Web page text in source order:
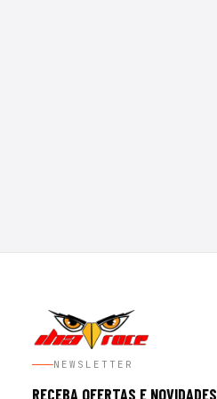
NEWSLETTER
RECEBA OFERTAS E NOVIDADES